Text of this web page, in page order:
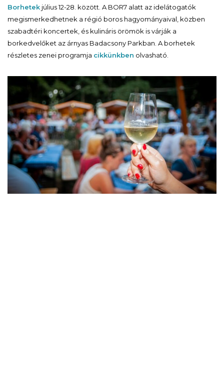
Borhetek július 12-28. között. A BOR7 alatt az idelátogatók
megismerkedhetnek a régió boros hagyományaival, közben
szabadtéri koncertek, és kulináris örömök is várják a
borkedvelőket az árnyas Badacsony Parkban. A borhetek
részletes zenei programja cikkünkben olvasható.